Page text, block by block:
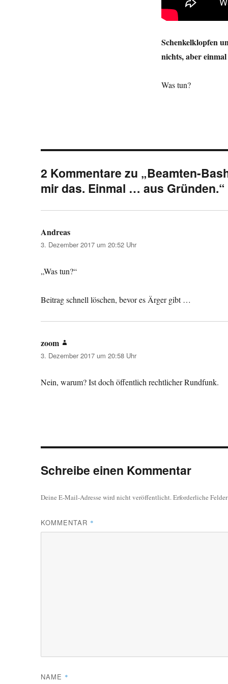
Schenkelklopfen
nichts, aber
Was tun?
2 Kommentare zu „Beamten-
mir das. Einmal … aus Gründen.“
Andreas
3. Dezember 2017 um 20:52 Uhr
„Was tun?“
Beitrag schnell löschen, bevor es Ärger gibt …
zoom
3. Dezember 2017 um 20:58 Uhr
Nein, warum? Ist doch öffentlich rechtlicher Rundfunk.
Schreibe einen Kommentar
Deine E-Mail-Adresse wird nicht veröffentlicht.Erforderliche
KOMMENTAR *
NAME *